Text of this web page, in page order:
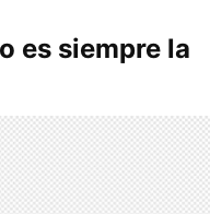
es siempre la